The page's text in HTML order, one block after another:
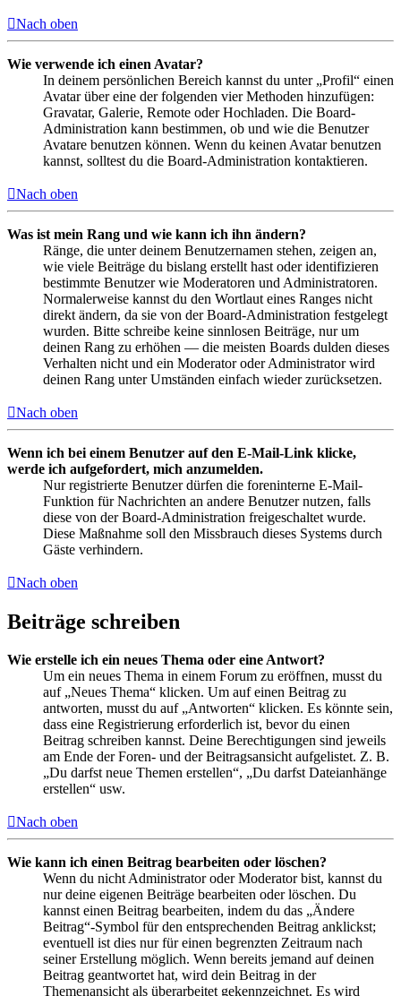
Nach oben
Wie verwende ich einen Avatar?
In deinem persönlichen Bereich kannst du unter „Profil“ einen
Avatar über eine der folgenden vier Methoden hinzufügen:
Gravatar, Galerie, Remote oder Hochladen. Die Board-
Administration kann bestimmen, ob und wie die Benutzer
Avatare benutzen können. Wenn du keinen Avatar benutzen
kannst, solltest du die Board-Administration kontaktieren.
Nach oben
Was ist mein Rang und wie kann ich ihn ändern?
Ränge, die unter deinem Benutzernamen stehen, zeigen an,
wie viele Beiträge du bislang erstellt hast oder identifizieren
bestimmte Benutzer wie Moderatoren und Administratoren.
Normalerweise kannst du den Wortlaut eines Ranges nicht
direkt ändern, da sie von der Board-Administration festgelegt
wurden. Bitte schreibe keine sinnlosen Beiträge, nur um
deinen Rang zu erhöhen — die meisten Boards dulden dieses
Verhalten nicht und ein Moderator oder Administrator wird
deinen Rang unter Umständen einfach wieder zurücksetzen.
Nach oben
Wenn ich bei einem Benutzer auf den E-Mail-Link klicke,
werde ich aufgefordert, mich anzumelden.
Nur registrierte Benutzer dürfen die foreninterne E-Mail-
Funktion für Nachrichten an andere Benutzer nutzen, falls
diese von der Board-Administration freigeschaltet wurde.
Diese Maßnahme soll den Missbrauch dieses Systems durch
Gäste verhindern.
Nach oben
Beiträge schreiben
Wie erstelle ich ein neues Thema oder eine Antwort?
Um ein neues Thema in einem Forum zu eröffnen, musst du
auf „Neues Thema“ klicken. Um auf einen Beitrag zu
antworten, musst du auf „Antworten“ klicken. Es könnte sein,
dass eine Registrierung erforderlich ist, bevor du einen
Beitrag schreiben kannst. Deine Berechtigungen sind jeweils
am Ende der Foren- und der Beitragsansicht aufgelistet. Z. B.
„Du darfst neue Themen erstellen“, „Du darfst Dateianhänge
erstellen“ usw.
Nach oben
Wie kann ich einen Beitrag bearbeiten oder löschen?
Wenn du nicht Administrator oder Moderator bist, kannst du
nur deine eigenen Beiträge bearbeiten oder löschen. Du
kannst einen Beitrag bearbeiten, indem du das „Ändere
Beitrag“-Symbol für den entsprechenden Beitrag anklickst;
eventuell ist dies nur für einen begrenzten Zeitraum nach
seiner Erstellung möglich. Wenn bereits jemand auf deinen
Beitrag geantwortet hat, wird dein Beitrag in der
Themenansicht als überarbeitet gekennzeichnet. Es wird